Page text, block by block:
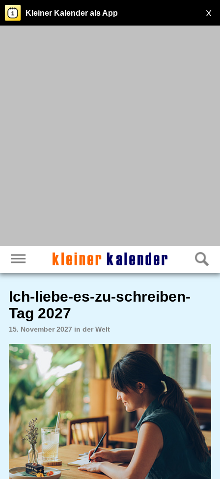
X
Kleiner Kalender als App
Ich-liebe-es-zu-schreiben-
Tag 2027
15. November 2027 in der Welt